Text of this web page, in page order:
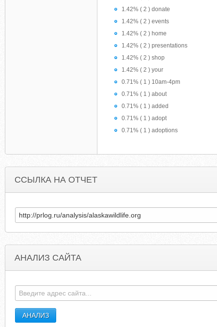
1.42% ( 2 ) donate
1.42% ( 2 ) events
1.42% ( 2 ) home
1.42% ( 2 ) presentations
1.42% ( 2 ) shop
1.42% ( 2 ) your
0.71% ( 1 ) 10am-4pm
0.71% ( 1 ) about
0.71% ( 1 ) added
0.71% ( 1 ) adopt
0.71% ( 1 ) adoptions
ССЫЛКА НА ОТЧЕТ
АНАЛИЗ САЙТА